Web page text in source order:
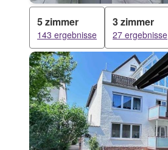
5 zimmer
143 ergebnisse
3 zimmer
27 ergebnisse